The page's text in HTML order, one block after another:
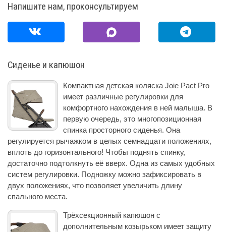
Напишите нам, проконсультируем
Сиденье и капюшон
Компактная детская коляска Joie Pact Pro
имеет различные регулировки для
комфортного нахождения в ней малыша. В
первую очередь, это многопозиционная
спинка просторного сиденья. Она
регулируется рычажком в целых семнадцати положениях,
вплоть до горизонтального! Чтобы поднять спинку,
достаточно подтолкнуть её вверх. Одна из самых удобных
систем регулировки. Подножку можно зафиксировать в
двух положениях, что позволяет увеличить длину
спального места.
Трёхсекционный капюшон с
дополнительным козырьком имеет защиту